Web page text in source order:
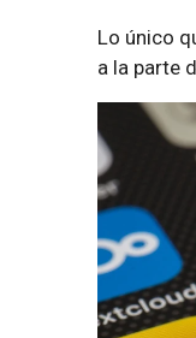
Lo único
a la parte